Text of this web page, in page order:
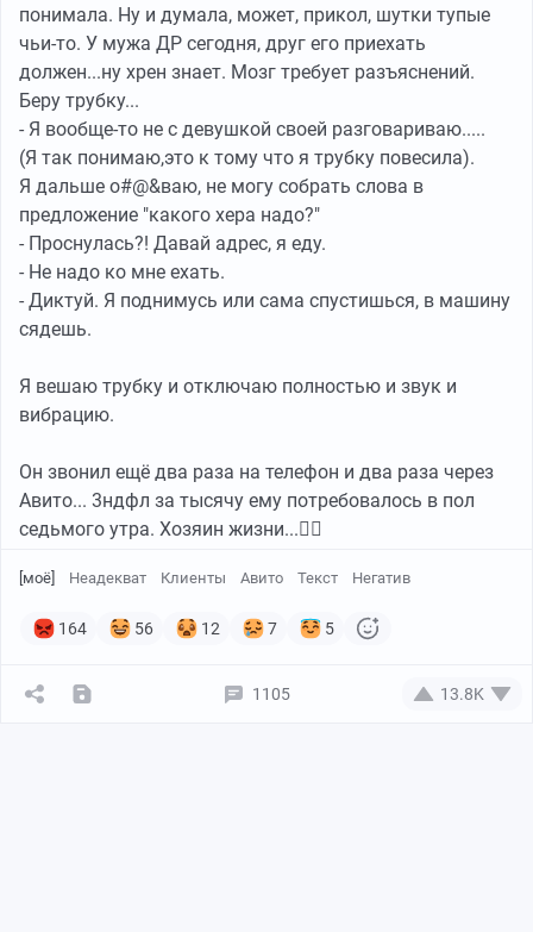
понимала. Ну и думала, может, прикол, шутки тупые
чьи-то. У мужа ДР сегодня, друг его приехать
должен...ну хрен знает. Мозг требует разъяснений.
Беру трубку...
- Я вообще-то не с девушкой своей разговариваю.....
(Я так понимаю,это к тому что я трубку повесила).
Я дальше о#@&ваю, не могу собрать слова в
предложение "какого хера надо?"
- Проснулась?! Давай адрес, я еду.
- Не надо ко мне ехать.
- Диктуй. Я поднимусь или сама спустишься, в машину
сядешь.
Я вешаю трубку и отключаю полностью и звук и
вибрацию.
Он звонил ещё два раза на телефон и два раза через
Авито... 3ндфл за тысячу ему потребовалось в пол
седьмого утра. Хозяин жизни...🤦‍♀️
[моё] Неадекват Клиенты Авито Текст Негатив
164 56 12 7 5
1105 13.8K